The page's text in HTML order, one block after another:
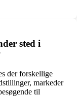
sted i
der forskellige
markeder
til